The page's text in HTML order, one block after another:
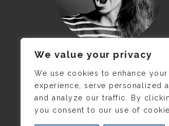
We value your privacy
We use cookies to enhance
experience, serve personalized
and analyze our traffic. By
you consent to our use of
JE M’APPELLE DELPHINE MAIS
C’EST ©CAMILLE COLLIN QUI
PRIS CETTE PHOTO !